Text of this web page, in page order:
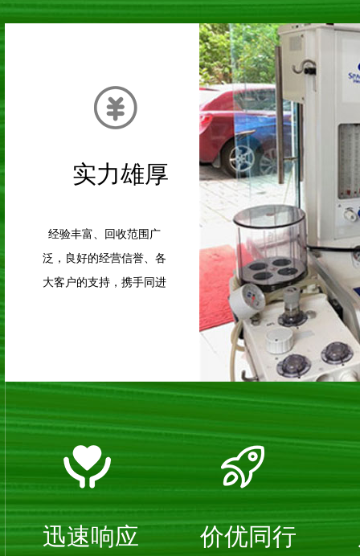
白山医疗美容设备回收电话 白山医疗美
白山医疗美容设备回收哪家好 白山内窥
实力雄厚
经验丰富、回收范围广
泛，良好的经营信誉、各
大客户的支持，携手同进
迅速响应 价优同行